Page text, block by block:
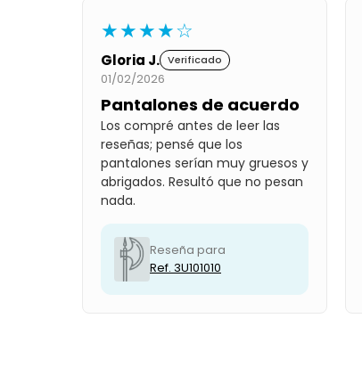
★★★★☆
Gloria J. Verificado
01/02/2026
Pantalones de acuerdo
Los compré antes de leer las
reseñas; pensé que los
pantalones serían muy gruesos y
abrigados. Resultó que no pesan
nada.
Reseña para
Ref. 3U101010